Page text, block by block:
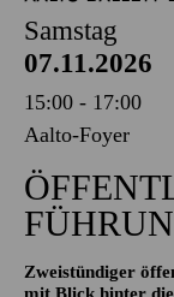
AALTO
AALTO BALLETT
Samstag
07.11.2026
15:00 - 17:00
Aalto-Foyer